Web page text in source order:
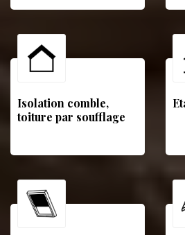
Isolation comble,
toiture par soufflage